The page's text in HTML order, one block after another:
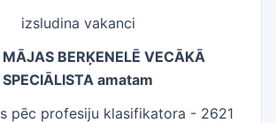
izsludina vakanci
BERĶENELĒ VECĀKĀ
SPECIĀLISTA amatam
pēc profesiju klasifikatora - 2621